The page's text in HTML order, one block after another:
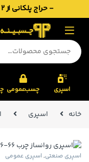
- حراج پلکانی از 2 عدد به بالا بر روی تمامی محصولات -
Skip to navigation
Skip to content
جستجو برای:
اسپری چسب‌عمومی
خانه اسپری
اسپری صنعتی, اسپری عمومی